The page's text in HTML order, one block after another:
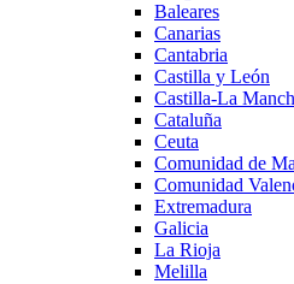
Baleares
Canarias
Cantabria
Castilla y León
Castilla-La
Cataluña
Ceuta
Comunidad de
Comunidad
Extremadura
Galicia
La Rioja
Melilla